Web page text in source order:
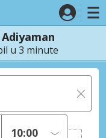
u 3 minute